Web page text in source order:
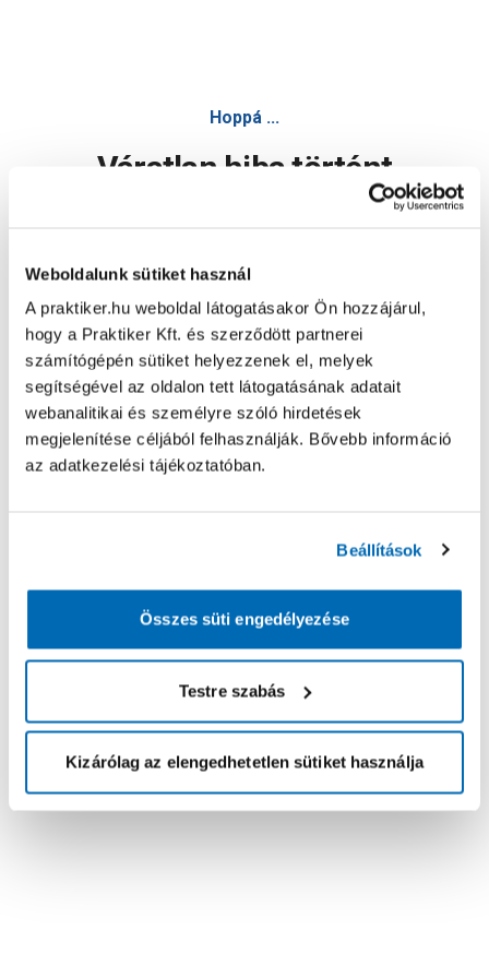
Weboldalunk sütiket használ
A praktiker.hu weboldal látogatásakor Ön hozzájárul,
hogy a Praktiker Kft. és szerződött partnerei
számítógépén sütiket helyezzenek el, melyek
segítségével az oldalon tett látogatásának adatait
webanalitikai és személyre szóló hirdetések
megjelenítése céljából felhasználják. Bővebb információ
az adatkezelési tájékoztatóban.
Beállítások
Összes süti engedélyezése
Testre szabás
Kizárólag az elengedhetetlen sütiket használja
Hoppá ...
Váratlan hiba történt
Oldal újratöltése